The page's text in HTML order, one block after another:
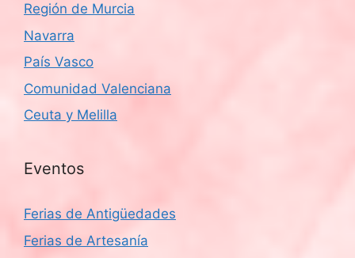
Región de Murcia
Navarra
País Vasco
Comunidad Valenciana
Ceuta y Melilla
Eventos
Ferias de Antigüedades
Ferias de Artesanía